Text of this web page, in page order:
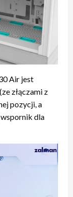
Air jest
złączami z
pozycji, a
dla